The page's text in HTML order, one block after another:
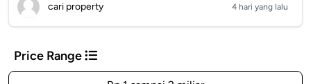
cari property 4 hari yang lalu
Price Range